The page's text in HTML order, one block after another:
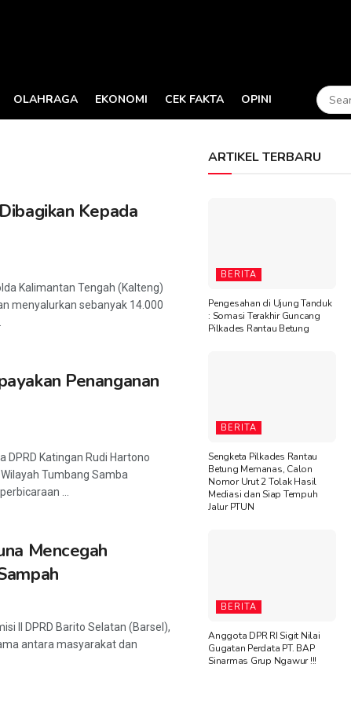
OLAHRAGA EKONOMI CEK FAKTA OPINI
Kepada
Kalimantan Tengah (Kalteng)
menyalurkan sebanyak 14.000
Penanganan
DPRD Katingan Rudi Hartono
Tumbang Samba
...
Mencegah
II DPRD Barito Selatan (Barsel),
antara masyarakat dan
ARTIKEL TERBARU
BERITA
Pengesahan di Ujung Tanduk
: Somasi Terakhir Guncang
Pilkades Rantau Betung
BERITA
Sengketa Pilkades Rantau
Betung Memanas, Calon
Nomor Urut 2 Tolak Hasil
Mediasi dan Siap Tempuh
Jalur PTUN
BERITA
Anggota DPR RI Sigit Nilai
Gugatan Perdata PT. BAP
Sinarmas Grup Ngawur !!!